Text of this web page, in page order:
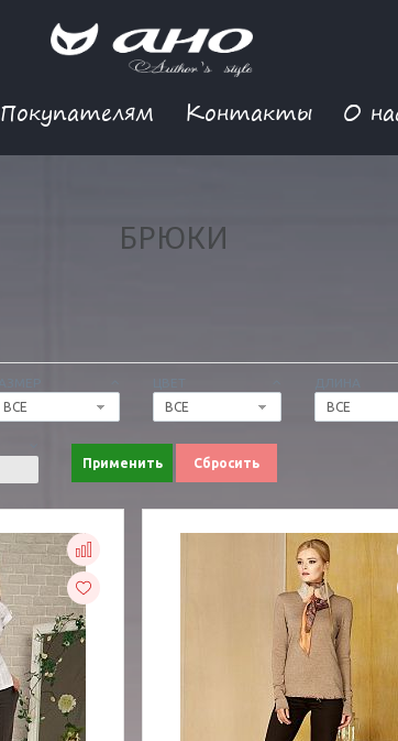
Покупателям Контакты О
БРЮКИ
ВСЕ
ВСЕ
ВСЕ
Применить Сбросить